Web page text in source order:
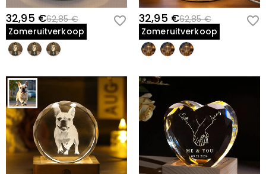
32,95 €62,85 €
Zomeruitverkoop
32,95 €62,85 €
Zomeruitverkoop